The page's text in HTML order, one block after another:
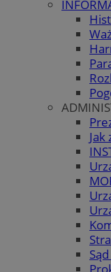
Jak